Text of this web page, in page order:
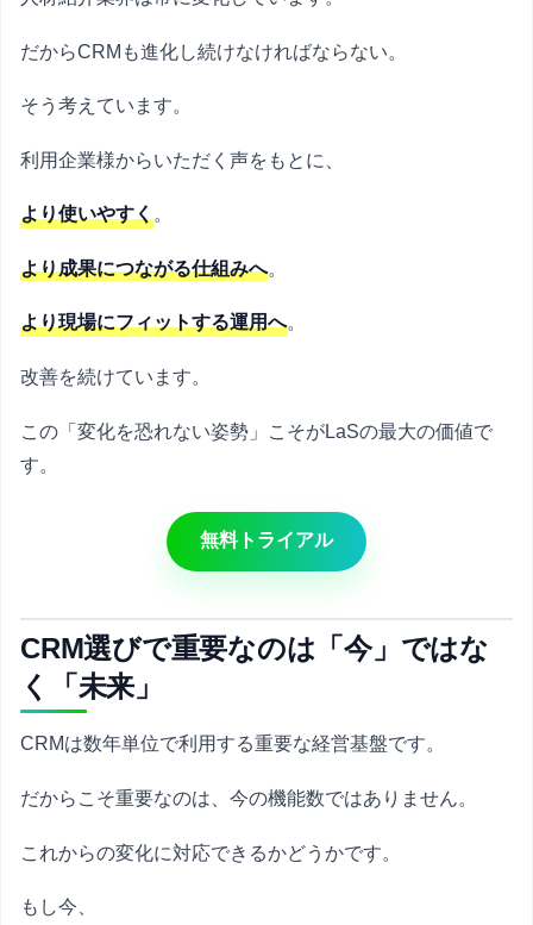
だからCRMも進化し続けなければならない。
そう考えています。
利用企業様からいただく声をもとに、
より使いやすく 。
より成果につながる仕組みへ。
より現場にフィットする運用へ。
改善を続けています。
この「変化を恐れない姿勢」こそがLaSの最大の価値で
す。
無料トライアル
CRM選びで重要なのは「今」ではな
く「未来」
CRMは数年単位で利用する重要な経営基盤です。
だからこそ重要なのは、今の機能数ではありません。
これからの変化に対応できるかどうかです。
もし今、